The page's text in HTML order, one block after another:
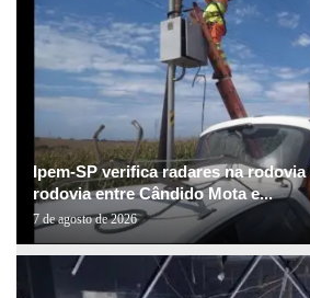
Ipem-SP verifica radares na
rodovia entre Cândido Mota e...
7 de agosto de 2026